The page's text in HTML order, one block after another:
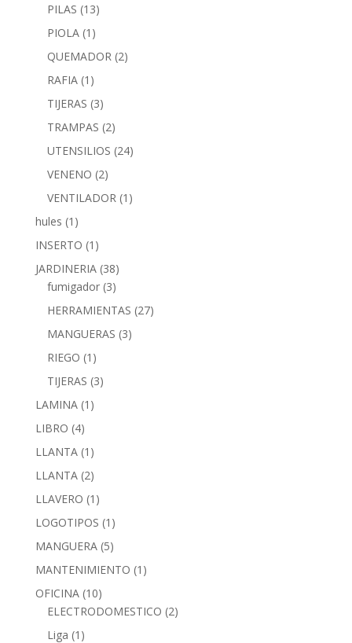
PILAS (13)
PIOLA (1)
QUEMADOR (2)
RAFIA (1)
TIJERAS (3)
TRAMPAS (2)
UTENSILIOS (24)
VENENO (2)
VENTILADOR (1)
hules (1)
INSERTO (1)
JARDINERIA (38)
fumigador (3)
HERRAMIENTAS (27)
MANGUERAS (3)
RIEGO (1)
TIJERAS (3)
LAMINA (1)
LIBRO (4)
LLANTA (1)
LLANTA (2)
LLAVERO (1)
LOGOTIPOS (1)
MANGUERA (5)
MANTENIMIENTO (1)
OFICINA (10)
ELECTRODOMESTICO (2)
Liga (1)